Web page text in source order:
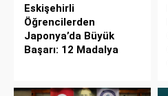
Eskişehirli
Öğrencilerden
Japonya’da Büyük
Başarı: 12 Madalya